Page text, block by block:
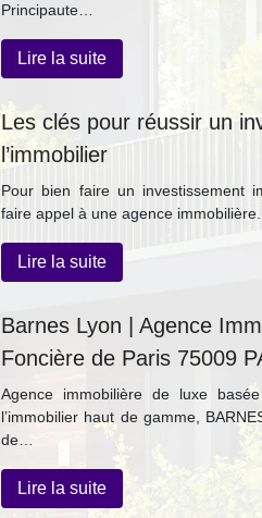
Principaute…
Lire la suite
Les clés pour réussir un
l’immobilier
Pour bien faire un investissement
faire appel à une agence
Lire la suite
Barnes Lyon | Agence
Foncière de Paris 75009
Agence immobilière de luxe
l’immobilier haut de gamme,
de…
Lire la suite